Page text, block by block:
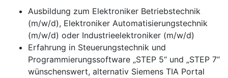
Ausbildung zum Elektroniker Betriebstechnik
(m/w/d), Elektroniker Automatisierungstechnik
(m/w/d) oder Industrieelektroniker (m/w/d)
Erfahrung in Steuerungstechnik und
Programmierungssoftware „STEP 5“ und „STEP 7“
wünschenswert, alternativ Siemens TIA Portal